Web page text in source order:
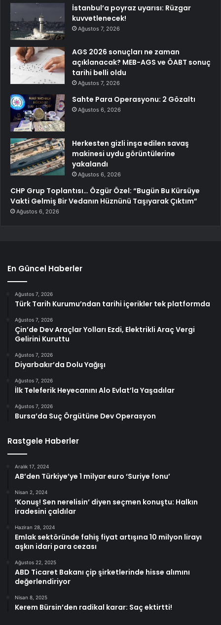
İstanbul’a poyraz uyarısı: Rüzgar
kuvvetlenecek!
Ağustos 7, 2026
AGS 2026 sonuçları ne zaman
açıklanacak? MEB-AGS ve ÖABT sonuç
tarihi belli oldu
Ağustos 7, 2026
Sahte Para Operasyonu: 2 Gözaltı
Ağustos 6, 2026
Herkesten gizli inşa edilen savaş
makinesi uydu görüntülerine
yakalandı
Ağustos 6, 2026
CHP Grup Toplantısı… Özgür Özel: “Bugün Bu Kürsüye
Vakti Gelmiş Bir Vedanın Hüznünü Taşıyarak Çıktım”
Ağustos 6, 2026
En Güncel Haberler
Ağustos 7, 2026
Türk Tarih Kurumu’ndan tarihi içerikler tek platformda
Ağustos 7, 2026
Çin’de Dev Araçlar Yolları Ezdi, Elektrikli Araç Vergi
Gelirini Kuruttu
Ağustos 7, 2026
Diyarbakır’da Dolu Yağışı
Ağustos 7, 2026
İlk Teleferik Heyecanını Alo Evlat’la Yaşadılar
Ağustos 7, 2026
Bursa’da Suç Örgütüne Dev Operasyon
Rastgele Haberler
Aralık 17, 2024
AB’den Türkiye’ye 1 milyar euro ‘Suriye fonu’
Nisan 2, 2024
‘Konuş! Sen nerelisin’ diyen seçmen konuştu: Halkın
iradesini çaldılar
Haziran 28, 2024
Emlak sektöründe fahiş fiyat artışına 10 milyon lirayı
aşkın idari para cezası
Ağustos 22, 2025
ABD Ticaret Bakanı çip şirketlerinde hisse alımını
değerlendiriyor
Nisan 8, 2025
Kerem Bürsin’den radikal karar: Saç ektirtti!